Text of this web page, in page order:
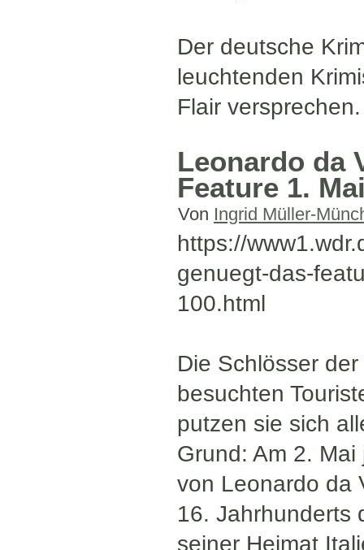
Der deutsche
leuchtenden
Flair
Leonardo da
Feature 1.
Von Ingrid Müller-
https://
genuegt-das-
100.html
Die Schlösser
besuchten
putzen sie sich
Grund: Am 2.
von Leonardo da
16. Jahrhunderts
seiner Heimat